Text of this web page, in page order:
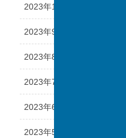
2023年10月
2023年9月
2023年8月
2023年7月
2023年6月
2023年5月